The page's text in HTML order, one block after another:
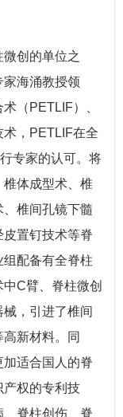
创的单位之
海涌教授领
（PETLIF）、
，PETLIF在全
专家的认可。将
体成型术、椎
椎间孔镜下髓
置钉技术等脊
配备有全脊柱
C臂、脊柱微创
，引进了椎间
新材料。同
适合国人的脊
产权的专利技
脊柱创伤、脊